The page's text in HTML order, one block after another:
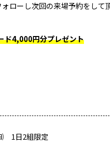
ローし次回の来場予約をして
ド4,000円分プレゼント
1日2組限定